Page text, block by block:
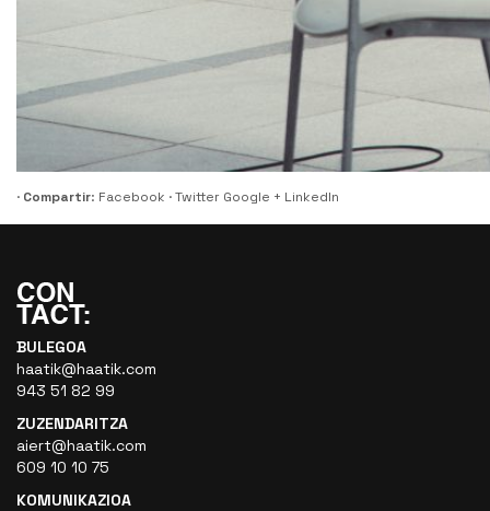
· Compartir: Facebook ·Twitter Google + LinkedIn
BULEGOA
haatik@haatik.com
943 51 82 99
ZUZENDARITZA
aiert@haatik.com
609 10 10 75
KOMUNIKAZIOA